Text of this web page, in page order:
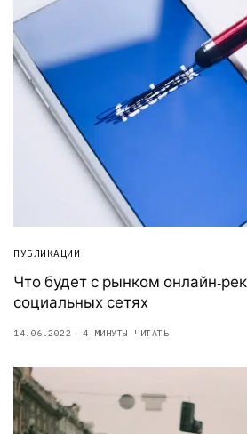
ПУБЛИКАЦИИ
Что будет с рынком онлайн-
социальных сетях
14.06.2022 4 МИНУТЫ ЧИТАТЬ